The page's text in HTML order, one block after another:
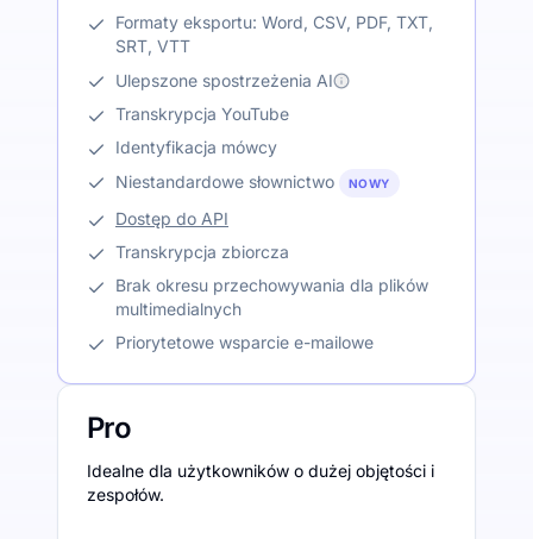
Formaty eksportu: Word, CSV, PDF, TXT,
SRT, VTT
Ulepszone spostrzeżenia AI
Transkrypcja YouTube
Identyfikacja mówcy
Niestandardowe słownictwo
NOWY
Dostęp do API
Transkrypcja zbiorcza
Brak okresu przechowywania dla plików
multimedialnych
Priorytetowe wsparcie e-mailowe
Pro
Idealne dla użytkowników o dużej objętości i
zespołów.